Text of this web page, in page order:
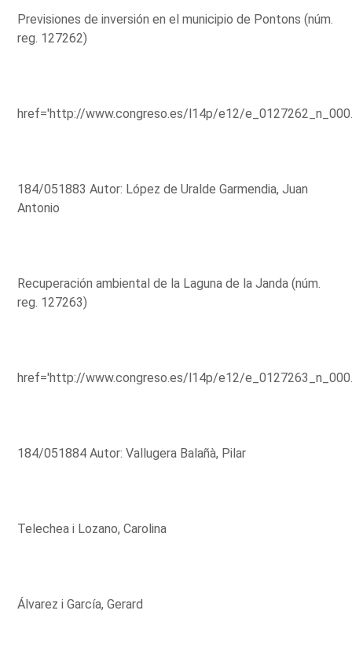
Previsiones de inversión en el municipio de Pontons (núm.
reg. 127262)
href='http://www.congreso.es/l14p/e12/
184/051883 Autor: López de Uralde Garmendia, Juan
Antonio
Recuperación ambiental de la Laguna de la Janda (núm.
reg. 127263)
href='http://www.congreso.es/l14p/e12/
184/051884 Autor: Vallugera Balañà, Pilar
Telechea i Lozano, Carolina
Álvarez i García, Gerard